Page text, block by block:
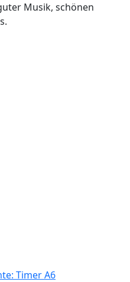
Musik, schönen
Timer A6